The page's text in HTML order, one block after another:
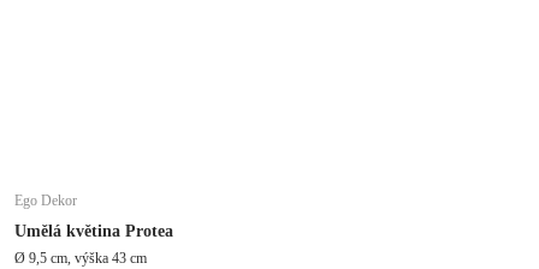
Ego Dekor
Umělá květina Protea
Ø 9,5 cm, výška 43 cm